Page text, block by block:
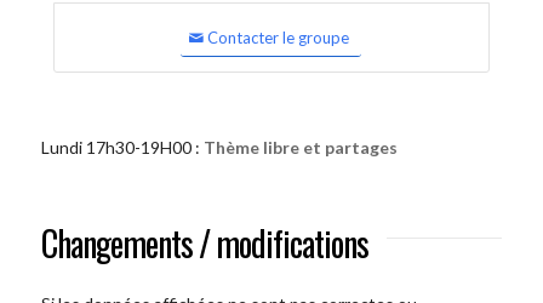
Contacter le groupe
Lundi 17h30-19H00 : Thème libre et partages
Changements / modifications